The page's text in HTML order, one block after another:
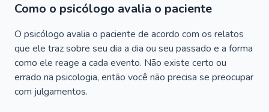
Como o psicólogo avalia o paciente
O psicólogo avalia o paciente de acordo com os relatos
que ele traz sobre seu dia a dia ou seu passado e a forma
como ele reage a cada evento. Não existe certo ou
errado na psicologia, então você não precisa se preocupar
com julgamentos.